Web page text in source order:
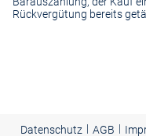
Rückvergütung bereits
Datenschutz | AGB |